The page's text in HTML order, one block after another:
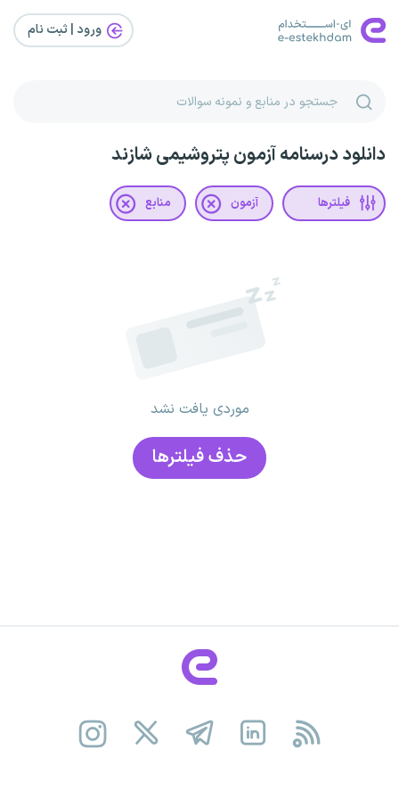
ورود | ثبت‌ نام
دانلود درسنامه آزمون پتروشیمی شازند
فیلترها آزمون منابع
موردی یافت نشد
حذف فیلتر‌ها